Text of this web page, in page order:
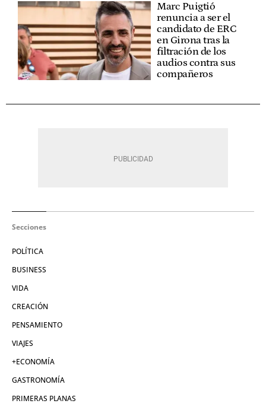
Marc Puigtió
renuncia a ser el
candidato de ERC
en Girona tras la
filtración de los
audios contra sus
compañeros
Secciones
POLÍTICA
BUSINESS
VIDA
CREACIÓN
PENSAMIENTO
VIAJES
+ECONOMÍA
GASTRONOMÍA
PRIMERAS PLANAS